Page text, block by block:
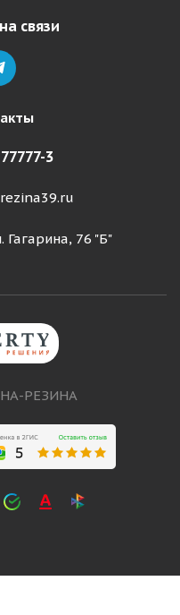
связи
3
Гагарина, 76 "Б"
РЕЗИНА